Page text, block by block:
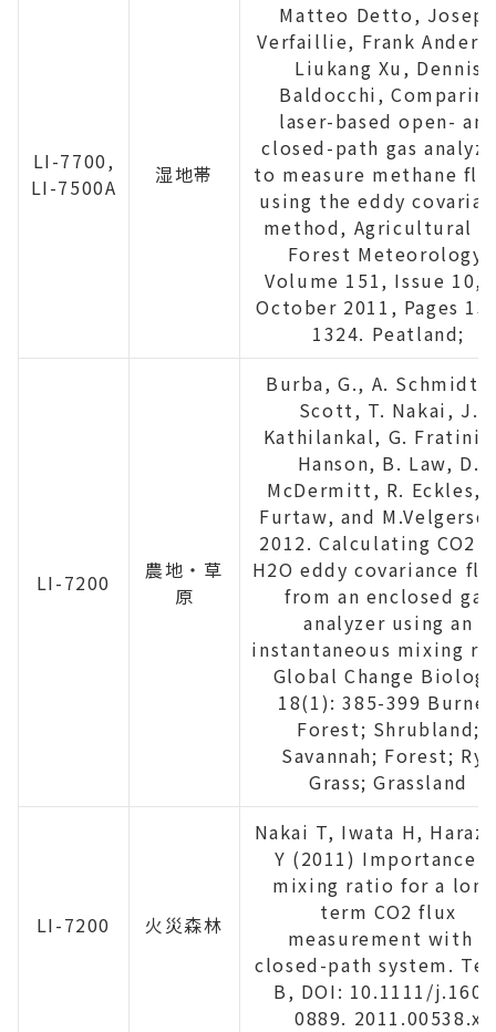
LI-7700,
LI-7500A
湿地帯
Matteo Detto,
Verfaillie, Frank
Liukang Xu, Dennis
Baldocchi,
laser-based open-
closed-path gas
to measure methane
using the eddy
method, Agricultural
Forest Meteorology,
Volume 151, Issue 10,
October 2011, Pages
1324. Peatland;
LI-7200
農地・草
原
Burba, G., A. Schmidt,
Scott, T. Nakai, J.
Kathilankal, G. Fratini,
Hanson, B. Law, D.
McDermitt, R. Eckles,
Furtaw, and
2012. Calculating CO2
H2O eddy covariance
from an enclosed gas
analyzer using an
instantaneous mixing
Global Change
18(1): 385-399
Forest; Shrubland;
Savannah; Forest; Rye
Grass; Grassland
LI-7200 火災森林
Nakai T, Iwata H,
Y (2011) Importance
mixing ratio for a
term CO2 flux
measurement with a
closed-path system.
B, DOI: 10.1111/
0889. 2011.00538.x